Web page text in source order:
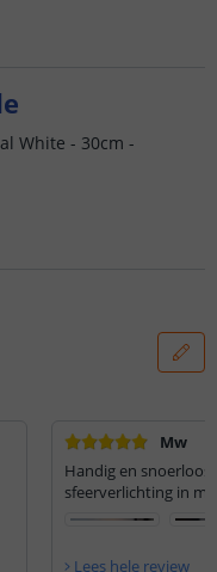
White - 30cm -
Mw
Handig en
sfeerverlichting in
Lees hele review